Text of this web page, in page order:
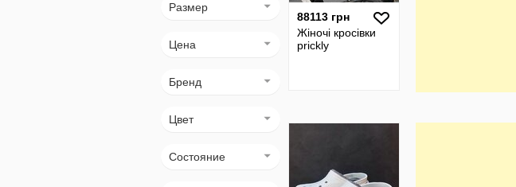
Размер
Цена
Бренд
Цвет
Состояние
88113 грн
Жіночі кросівки
prickly